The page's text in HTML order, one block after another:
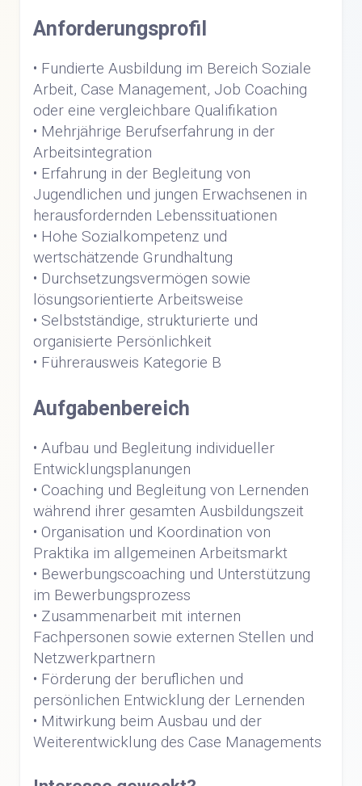
Anforderungsprofil
• Fundierte Ausbildung im Bereich Soziale
Arbeit, Case Management, Job Coaching
oder eine vergleichbare Qualifikation
• Mehrjährige Berufserfahrung in der
Arbeitsintegration
• Erfahrung in der Begleitung von
Jugendlichen und jungen Erwachsenen in
herausfordernden Lebenssituationen
• Hohe Sozialkompetenz und
wertschätzende Grundhaltung
• Durchsetzungsvermögen sowie
lösungsorientierte Arbeitsweise
• Selbstständige, strukturierte und
organisierte Persönlichkeit
• Führerausweis Kategorie B
Aufgabenbereich
• Aufbau und Begleitung individueller
Entwicklungsplanungen
• Coaching und Begleitung von Lernenden
während ihrer gesamten Ausbildungszeit
• Organisation und Koordination von
Praktika im allgemeinen Arbeitsmarkt
• Bewerbungscoaching und Unterstützung
im Bewerbungsprozess
• Zusammenarbeit mit internen
Fachpersonen sowie externen Stellen und
Netzwerkpartnern
• Förderung der beruflichen und
persönlichen Entwicklung der Lernenden
• Mitwirkung beim Ausbau und der
Weiterentwicklung des Case Managements